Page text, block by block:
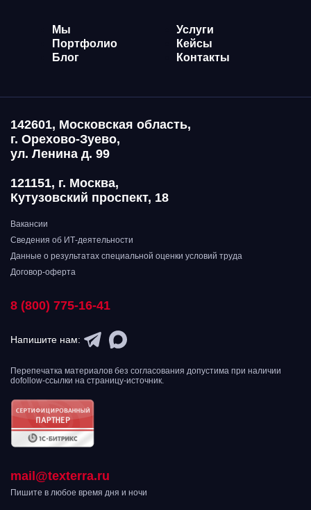
Мы
Услуги
Портфолио
Кейсы
Блог
Контакты
142601, Московская область,
г. Орехово-Зуево,
ул. Ленина д. 99
121151, г. Москва,
Кутузовский проспект, 18
Вакансии
Сведения об ИТ-деятельности
Данные о результатах специальной оценки условий труда
Договор-оферта
8 (800) 775-16-41
Напишите нам:
Перепечатка материалов без согласования допустима при наличии
dofollow-ссылки на страницу-источник.
mail@texterra.ru
Пишите в любое время дня и ночи